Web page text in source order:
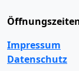
Impressum
Datenschutz